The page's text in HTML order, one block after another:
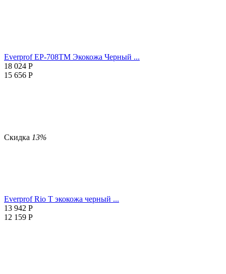
Everprof EP-708TM Экокожа Черный ...
18 024 Р
15 656 Р
Скидка 13%
Everprof Rio T экокожа черный ...
13 942 Р
12 159 Р